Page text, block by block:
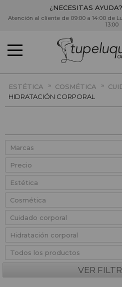
¿NECESITAS AYUDA?
Atención al cliente de 09:00 a 14:00 de
13:00
ESTÉTICA » COSMÉTICA »
HIDRATACIÓN CORPORAL
Precio
VER